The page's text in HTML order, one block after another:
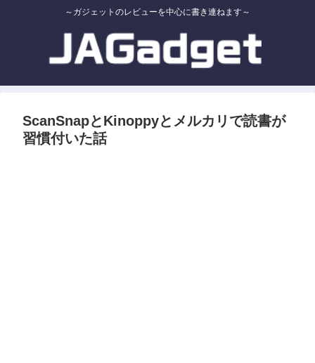
～ガジェットのレビューを中心に書き連ねます～
ScanSnapとKinoppyとメルカリで読書が
習慣付いた話